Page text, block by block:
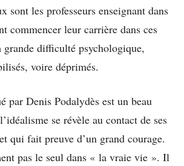
sont les professeurs enseignant dans
commencer leur carrière dans ces
grande difficulté psychologique,
voire déprimés.
par Denis Podalydès est un beau
se révèle au contact de ses
qui fait preuve d’un grand courage.
pas le seul dans « la vraie vie ». Il